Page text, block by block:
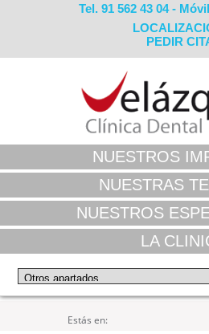
Tel. 91 562 43 04 -
PEDIR
NUESTROS
NUESTRAS
NUESTROS
LA
Estás en: